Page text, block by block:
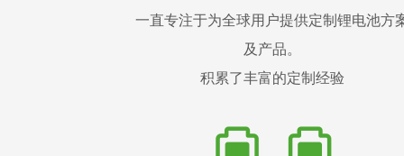
一直专注于为全球用户提供定制锂电池方
及产品。
积累了丰富的定制经验